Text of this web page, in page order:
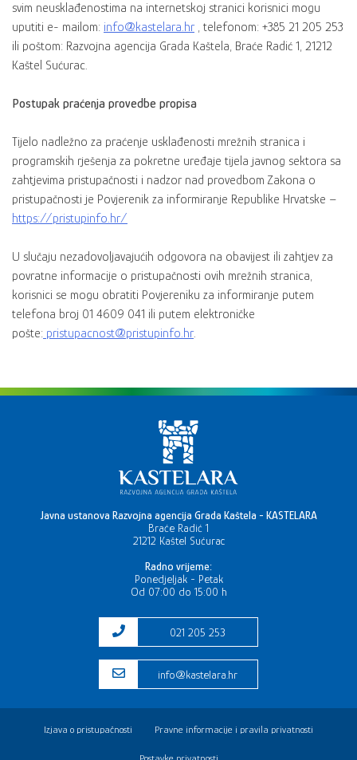
svim neusklađenostima na internetskoj stranici korisnici mogu
uputiti e- mailom: info@kastelara.hr, telefonom: +385 21 205 253
ili poštom: Razvojna agencija Grada Kaštela, Braće Radić 1, 21212
Kaštel Sućurac.
Postupak praćenja provedbe propisa
Tijelo nadležno za praćenje usklađenosti mrežnih stranica i
programskih rješenja za pokretne uređaje tijela javnog sektora sa
zahtjevima pristupačnosti i nadzor nad provedbom Zakona o
pristupačnosti je Povjerenik za informiranje Republike Hrvatske –
https://pristupinfo.hr/
U slučaju nezadovoljavajućih odgovora na obavijest ili zahtjev za
povratne informacije o pristupačnosti ovih mrežnih stranica,
korisnici se mogu obratiti Povjereniku za informiranje putem
telefona broj 01 4609 041 ili putem elektroničke
pošte: pristupacnost@pristupinfo.hr.
Javna ustanova Razvojna agencija Grada Kaštela - KASTELARA
Braće Radić 1
21212 Kaštel Sućurac
Radno vrijeme:
Ponedjeljak - Petak
Od 07:00 do 15:00 h
021 205 253
info@kastelara.hr
Izjava o pristupačnosti Pravne informacije i pravila privatnosti
Postavke privatnosti